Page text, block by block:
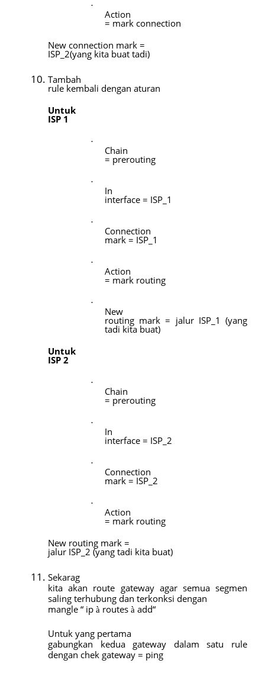
·
Action
= mark connection
New connection mark =
ISP_2(yang kita buat tadi)
Tambah
rule kembali dengan aturan
Untuk
ISP 1
·
Chain
= prerouting
·
In
interface = ISP_1
·
Connection
mark = ISP_1
·
Action
= mark routing
·
New
routing mark = jalur ISP_1 (yang
tadi kita buat)
Untuk
ISP 2
·
Chain
= prerouting
·
In
interface = ISP_2
·
Connection
mark = ISP_2
·
Action
= mark routing
New routing mark =
jalur ISP_2 (yang tadi kita buat)
Sekarag
kita akan route gateway agar semua segmen
saling terhubung dan terkonksi dengan
mangle “ ip à routes à add“
Untuk yang pertama
gabungkan kedua gateway dalam satu rule
dengan chek gateway = ping